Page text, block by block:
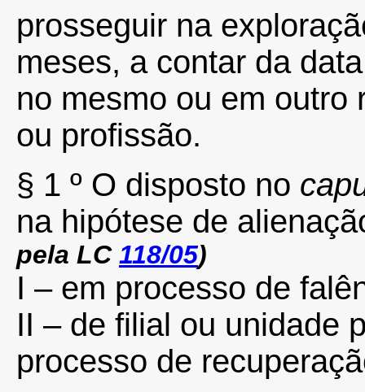
prosseguir na
meses, a contar da
no mesmo ou em outro
ou profissão.
§ 1 º O disposto no
na hipótese de
pela LC 118/05)
I – em processo de
II – de filial ou unidade
processo de